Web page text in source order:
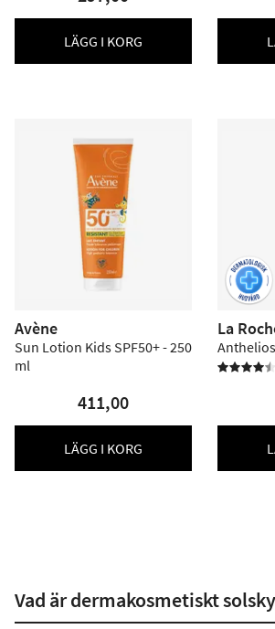
LÄGG I KORG
Avène
Sun Lotion Kids SPF50+ - 250
ml
411,00
LÄGG I KORG
La
Invisible

Vad är dermakosmetiskt